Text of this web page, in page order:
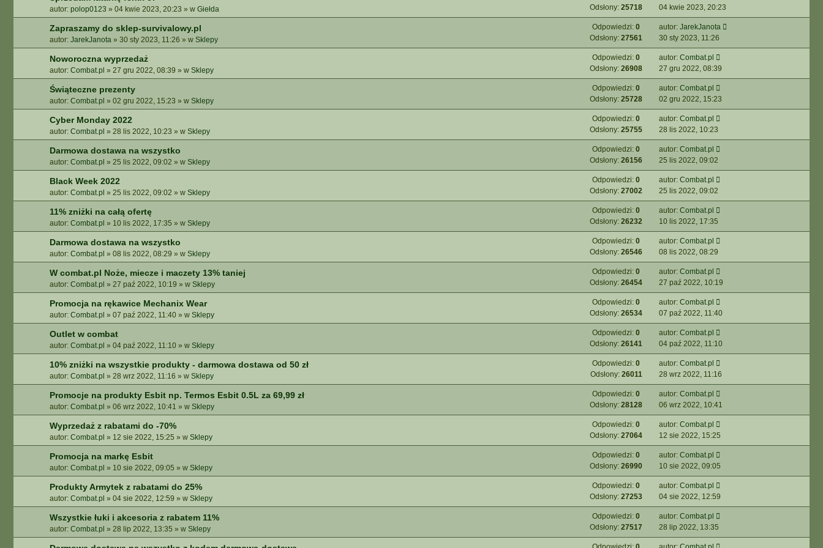
autor: polop0123 » 04 kwie 2023, 20:23 » w Giełda
Odsłony: 25718
04 kwie 2023, 20:23
Zapraszamy do sklep-survivalowy.pl
autor: JarekJanota » 30 sty 2023, 11:26 » w Sklepy
Odpowiedzi: 0
Odsłony: 27561
autor: JarekJanota
30 sty 2023, 11:26
Noworoczna wyprzedaż
autor: Combat.pl » 27 gru 2022, 08:39 » w Sklepy
Odpowiedzi: 0
Odsłony: 26908
autor: Combat.pl
27 gru 2022, 08:39
Świąteczne prezenty
autor: Combat.pl » 02 gru 2022, 15:23 » w Sklepy
Odpowiedzi: 0
Odsłony: 25728
autor: Combat.pl
02 gru 2022, 15:23
Cyber Monday 2022
autor: Combat.pl » 28 lis 2022, 10:23 » w Sklepy
Odpowiedzi: 0
Odsłony: 25755
autor: Combat.pl
28 lis 2022, 10:23
Darmowa dostawa na wszystko
autor: Combat.pl » 25 lis 2022, 09:02 » w Sklepy
Odpowiedzi: 0
Odsłony: 26156
autor: Combat.pl
25 lis 2022, 09:02
Black Week 2022
autor: Combat.pl » 25 lis 2022, 09:02 » w Sklepy
Odpowiedzi: 0
Odsłony: 27002
autor: Combat.pl
25 lis 2022, 09:02
11% zniżki na całą ofertę
autor: Combat.pl » 10 lis 2022, 17:35 » w Sklepy
Odpowiedzi: 0
Odsłony: 26232
autor: Combat.pl
10 lis 2022, 17:35
Darmowa dostawa na wszystko
autor: Combat.pl » 08 lis 2022, 08:29 » w Sklepy
Odpowiedzi: 0
Odsłony: 26546
autor: Combat.pl
08 lis 2022, 08:29
W combat.pl Noże, miecze i maczety 13% taniej
autor: Combat.pl » 27 paź 2022, 10:19 » w Sklepy
Odpowiedzi: 0
Odsłony: 26454
autor: Combat.pl
27 paź 2022, 10:19
Promocja na rękawice Mechanix Wear
autor: Combat.pl » 07 paź 2022, 11:40 » w Sklepy
Odpowiedzi: 0
Odsłony: 26534
autor: Combat.pl
07 paź 2022, 11:40
Outlet w combat
autor: Combat.pl » 04 paź 2022, 11:10 » w Sklepy
Odpowiedzi: 0
Odsłony: 26141
autor: Combat.pl
04 paź 2022, 11:10
10% zniżki na wszystkie produkty - darmowa dostawa od 50 zł
autor: Combat.pl » 28 wrz 2022, 11:16 » w Sklepy
Odpowiedzi: 0
Odsłony: 26011
autor: Combat.pl
28 wrz 2022, 11:16
Promocje na produkty Esbit np. Termos Esbit 0.5L za 69,99 zł
autor: Combat.pl » 06 wrz 2022, 10:41 » w Sklepy
Odpowiedzi: 0
Odsłony: 28128
autor: Combat.pl
06 wrz 2022, 10:41
Wyprzedaż z rabatami do -70%
autor: Combat.pl » 12 sie 2022, 15:25 » w Sklepy
Odpowiedzi: 0
Odsłony: 27064
autor: Combat.pl
12 sie 2022, 15:25
Promocja na markę Esbit
autor: Combat.pl » 10 sie 2022, 09:05 » w Sklepy
Odpowiedzi: 0
Odsłony: 26990
autor: Combat.pl
10 sie 2022, 09:05
Produkty Armytek z rabatami do 25%
autor: Combat.pl » 04 sie 2022, 12:59 » w Sklepy
Odpowiedzi: 0
Odsłony: 27253
autor: Combat.pl
04 sie 2022, 12:59
Wszystkie łuki i akcesoria z rabatem 11%
autor: Combat.pl » 28 lip 2022, 13:35 » w Sklepy
Odpowiedzi: 0
Odsłony: 27517
autor: Combat.pl
28 lip 2022, 13:35